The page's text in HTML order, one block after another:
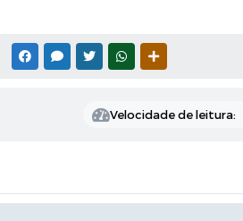
FACEBOOKMESSENGER
TWITTERWHATSAPP
Velocidade de leitura: